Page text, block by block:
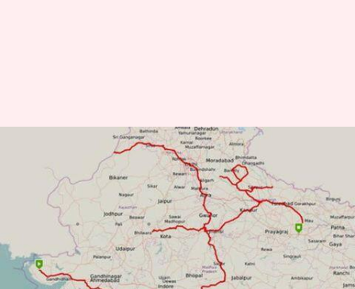
सौहार्द के सफर पर अख्तर, 'ओम' की
आकृति बनाने के लिए करेंगे हजारों
किलोमीटर की यात्रा
प्रदीप मौर्य Nov 05, 2019 01:29 pm
क्या है खबर?